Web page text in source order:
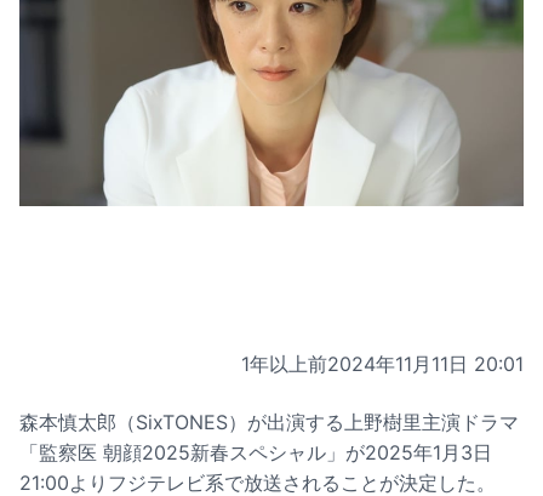
1年以上前2024年11月11日 20:01
森本慎太郎（SixTONES）が出演する上野樹里主演ドラマ
「監察医 朝顔2025新春スペシャル」が2025年1月3日
21:00よりフジテレビ系で放送されることが決定した。